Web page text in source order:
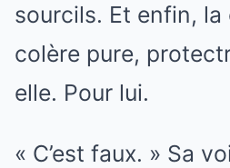
sourcils. Et enfin, la
colère pure,
elle. Pour lui.
« C’est faux. » Sa